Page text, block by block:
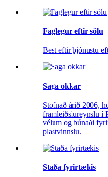
Faglegur eftir sölu
Best eftir þjónustu
Saga okkar
Stofnað árið 2006,
framleiðslureynslu í
vélum og búnaði
plastvinnslu.
Staða fyrirtækis